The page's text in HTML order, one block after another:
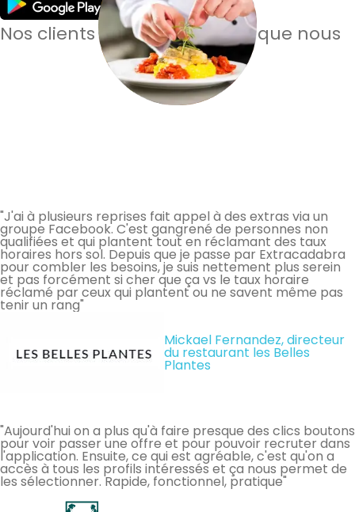
Nos clients en parlent mieux que nous
"J'ai à plusieurs reprises fait appel à des extras via un
groupe Facebook. C'est gangrené de personnes non
qualifiées et qui plantent tout en réclamant des taux
horaires hors sol. Depuis que je passe par Extracadabra
pour combler les besoins, je suis nettement plus serein
et pas forcément si cher que ça vs le taux horaire
réclamé par ceux qui plantent ou ne savent même pas
tenir un rang"
Mickael Fernandez, directeur
du restaurant les Belles
Plantes
"Aujourd'hui on a plus qu'à faire presque des clics boutons
pour voir passer une offre et pour pouvoir recruter dans
l'application. Ensuite, ce qui est agréable, c'est qu'on a
accès à tous les profils intéressés et ça nous permet de
les sélectionner. Rapide, fonctionnel, pratique"